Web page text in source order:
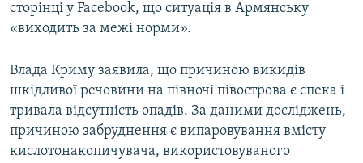
сторінці у Facebook, що ситуація в Армянську
«виходить за межі норми».
Влада Криму заявила, що причиною викидів
шкідливої речовини на півночі півострова є спека і
тривала відсутність опадів. За даними досліджень,
причиною забруднення є випаровування вмісту
кислотонакопичувача, використовуваного